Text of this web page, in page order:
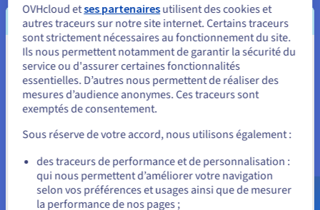
Plan de reprise d’activité (PRA)
Migration datacenter (Lift & Shift)
Software-Defined DC
Managed VMware vSphere qualifié
SecNumCloud
À partir de
29.204,224 Dhs
HT/mois
Vous semblez être localisé en États-
Unis.
Pour commander, rendez-vous sur le site de votre pays (États-
Allez sur le site États-Unis
us.ovhcloud.com/
Anglais USD - $
OVHcloud etses partenairesutilisent des cookies et
autres traceurs sur notre site internet. Certains traceurs
sont strictement nécessaires au fonctionnement du site.
Ils nous permettent notamment de garantir la sécurité du
service ou d'assurer certaines fonctionnalités
essentielles. D’autres nous permettent de réaliser des
mesures d’audience anonymes. Ces traceurs sont
exemptés de consentement.
Sous réserve de votre accord, nous utilisons également :
des traceurs de performance et de personnalisation :
qui nous permettent d’améliorer votre navigation
selon vos préférences et usages ainsi que de mesurer
la performance de nos pages ;